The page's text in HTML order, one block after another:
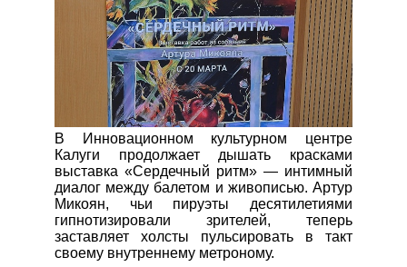
В Инновационном культурном центре
Калуги продолжает дышать красками
выставка «Сердечный ритм» — интимный
диалог между балетом и живописью. Артур
Микоян, чьи пируэты десятилетиями
гипнотизировали зрителей, теперь
заставляет холсты пульсировать в такт
своему внутреннему метроному.